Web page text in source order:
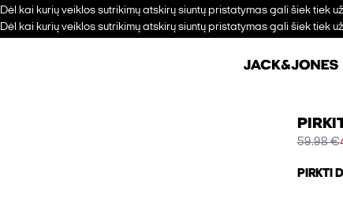
Dėl kai kurių veiklos sutrikimų atskirų siuntų pristatymas gali šiek tiek
Dėl kai kurių veiklos sutrikimų atskirų siuntų pristatymas gali šiek tiek
59.98 €
PIRKTI